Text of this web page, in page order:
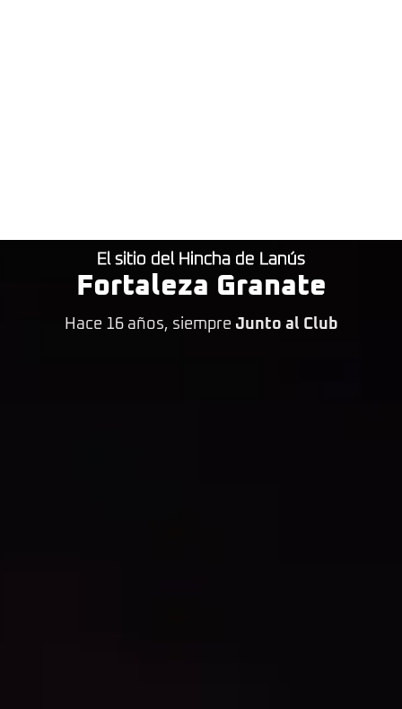
El sitio del Hincha de Lanús
Fortaleza Granate
Hace 16 años, siempre Junto al Club